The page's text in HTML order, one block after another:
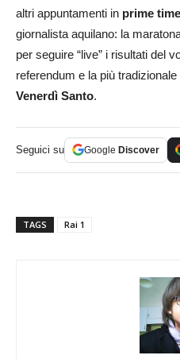
altri appuntamenti in prime time
giornalista aquilano: la
per seguire “live” i risultati del
referendum e la più
Venerdì Santo.
Seguici su Google Discover
TAGS Rai 1